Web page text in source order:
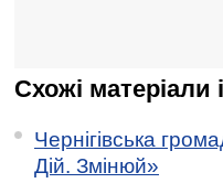
Схожі матеріали
Чернігівська
Дій. Змінюй»